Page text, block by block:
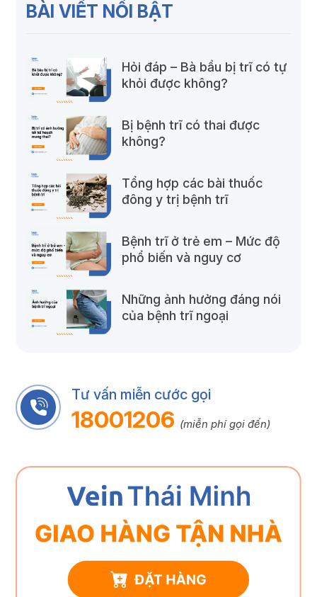
BÀI VIẾT NỔI BẬT
Hỏi đáp – Bà bầu bị trĩ có tự
khỏi được không?
Bị bệnh trĩ có thai được
không?
Tổng hợp các bài thuốc
đông y trị bệnh trĩ
Bệnh trĩ ở trẻ em – Mức độ
phổ biến và nguy cơ
Những ảnh hưởng đáng nói
của bệnh trĩ ngoại
Tư vấn miễn cước gọi
18001206 (miễn phí gọi đến)